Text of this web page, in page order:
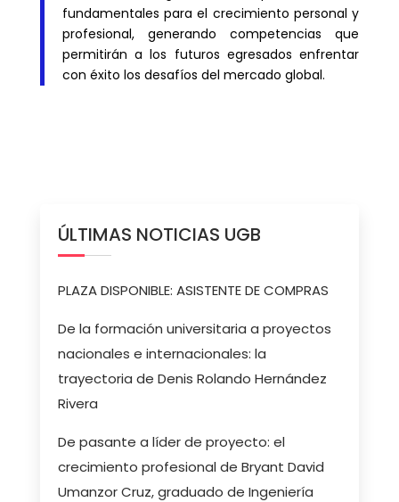
fundamentales para el crecimiento personal y
profesional, generando competencias que
permitirán a los futuros egresados enfrentar
con éxito los desafíos del mercado global.
ÚLTIMAS NOTICIAS UGB
PLAZA DISPONIBLE: ASISTENTE DE COMPRAS
De la formación universitaria a proyectos
nacionales e internacionales: la
trayectoria de Denis Rolando Hernández
Rivera
De pasante a líder de proyecto: el
crecimiento profesional de Bryant David
Umanzor Cruz, graduado de Ingeniería